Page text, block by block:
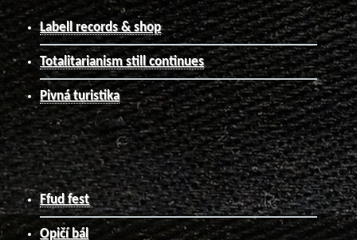
Labell records & shop
Totalitarianism still continues
Pivná turistika
Ffud fest
Opičí bál